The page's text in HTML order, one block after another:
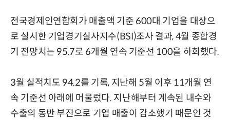
전국경제인연합회가 매출액 기준 600대 기업을 대상으
로 실시한 기업경기실사지수(BSI)조사 결과, 4월 종합경
기 전망치는 95.7로 6개월 연속 기준선 100을 하회했다.
3월 실적치도 94.2를 기록, 지난해 5월 이후 11개월 연
속 기준선 아래에 머물렀다. 지난해부터 계속된 내수와
수출의 동반 부진으로 기업 매출이 감소했기 때문인 것